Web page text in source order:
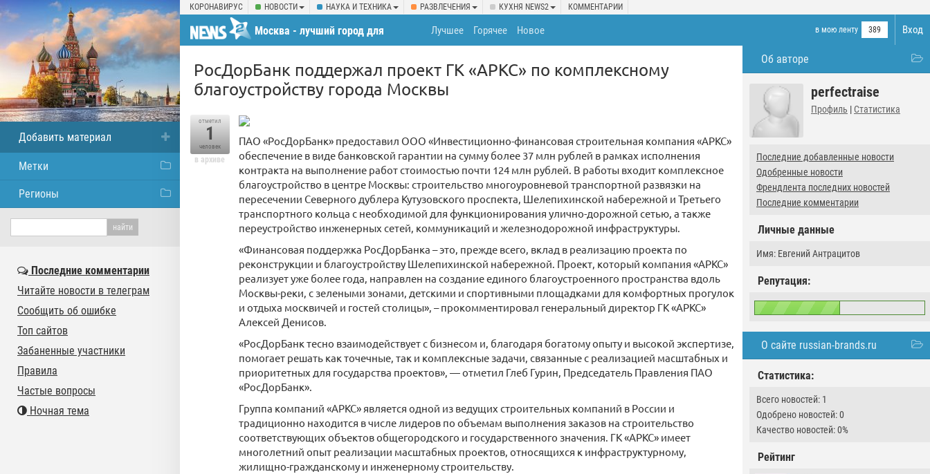
КОРОНАВИРУС НОВОСТИ НАУКА И ТЕХНИКА РАЗВЛЕЧЕНИЯ КУХНЯ NEWS2 КОММЕНТАРИИ
Вход
Москва - лучший город для
жизни
в мою ленту 389
Лучшее Горячее Новое
Об авторе
perfectraise
Профиль | Статистика
Последние добавленные новости
Одобренные новости
Френдлента последних новостей
Последние комментарии
Личные данные
Имя: Евгений Антрацитов
Репутация:
О сайте russian-brands.ru
Статистика:
Всего новостей: 1
Одобрено новостей: 0
Качество новостей: 0%
Рейтинг
РосДорБанк поддержал проект ГК «АРКС» по комплексному
благоустройству города Москвы
отметил
1
человек
в архиве
ПАО «РосДорБанк» предоставил ООО «Инвестиционно-финансовая строительная компания «АРКС»
обеспечение в виде банковской гарантии на сумму более 37 млн рублей в рамках исполнения
контракта на выполнение работ стоимостью почти 124 млн рублей. В работы входит комплексное
благоустройство в центре Москвы: строительство многоуровневой транспортной развязки на
пересечении Северного дублера Кутузовского проспекта, Шелепихинской набережной и Третьего
транспортного кольца с необходимой для функционирования улично-дорожной сетью, а также
переустройство инженерных сетей, коммуникаций и железнодорожной инфраструктуры.
«Финансовая поддержка РосДорБанка – это, прежде всего, вклад в реализацию проекта по
реконструкции и благоустройству Шелепихинской набережной. Проект, который компания «АРКС»
реализует уже более года, направлен на создание единого благоустроенного пространства вдоль
Москвы-реки, с зелеными зонами, детскими и спортивными площадками для комфортных прогулок
и отдыха москвичей и гостей столицы», – прокомментировал генеральный директор ГК «АРКС»
Алексей Денисов.
«РосДорБанк тесно взаимодействует с бизнесом и, благодаря богатому опыту и высокой экспертизе,
помогает решать как точечные, так и комплексные задачи, связанные с реализацией масштабных и
приоритетных для государства проектов», — отметил Глеб Гурин, Председатель Правления ПАО
«РосДорБанк».
Группа компаний «АРКС» является одной из ведущих строительных компаний в России и
традиционно находится в числе лидеров по объемам выполнения заказов на строительство
соответствующих объектов общегородского и государственного значения. ГК «АРКС» имеет
многолетний опыт реализации масштабных проектов, относящихся к инфраструктурному,
жилищно-гражданскому и инженерному строительству.
Добавить материал
Метки
Регионы
Последние комментарии
Читайте новости в телеграм
Сообщить об ошибке
Топ сайтов
Забаненные участники
Правила
Частые вопросы
Ночная тема